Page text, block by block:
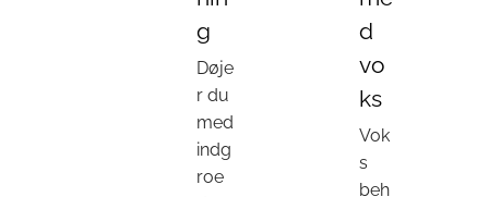
g
Døje
r du
med
indg
roe
d
vo
ks
Vok
s
beh